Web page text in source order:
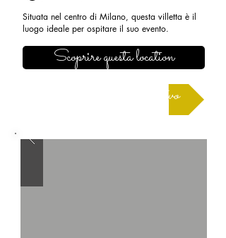
Situata nel centro di Milano, questa villetta è il
luogo ideale per ospitare il suo evento.
Scoprire questa location
Richiedere un preventivo